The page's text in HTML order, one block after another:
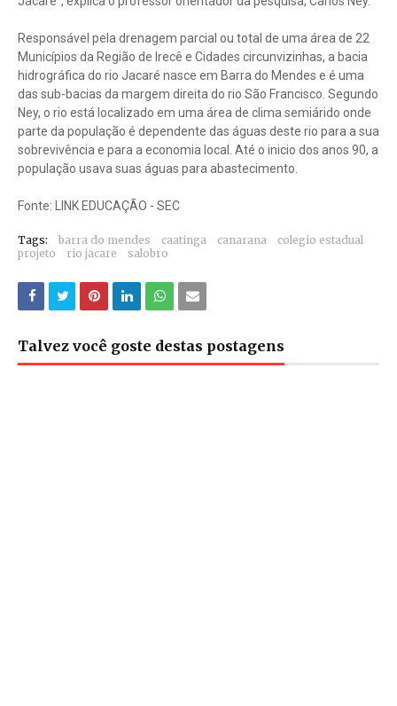
Responsável pela drenagem parcial ou total de uma área de 22
Municípios da Região de Irecê e Cidades circunvizinhas, a bacia
hidrográfica do rio Jacaré nasce em Barra do Mendes e é uma
das sub-bacias da margem direita do rio São Francisco. Segundo
Ney, o rio está localizado em uma área de clima semiárido onde
parte da população é dependente das águas deste rio para a sua
sobrevivência e para a economia local. Até o inicio dos anos 90, a
população usava suas águas para abastecimento.
Fonte: LINK EDUCAÇÃO - SEC
Tags: barra do mendes caatinga canarana
colegio estadual
projeto
rio jacare salobro
Talvez você goste destas postagens